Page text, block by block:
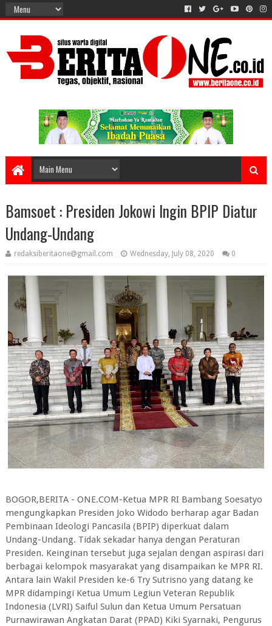
Bamsoet : Presiden Jokowi Ingin BPIP Diatur
Undang-Undang
redaksiberitaone@gmail.com Wednesday, July 08, 2020 0
BOGOR,BERITA - ONE.COM-Ketua MPR RI Bambang Soesatyo
mengungkapkan Presiden Joko Widodo berharap agar Badan
Pembinaan Ideologi Pancasila (BPIP) diperkuat dalam
Undang-Undang. Tidak sekadar hanya dengan Peraturan
Presiden. Keinginan tersebut juga sejalan dengan aspirasi dari
berbagai kelompok masyarakat yang disampaikan ke MPR RI.
Antara lain Wakil Presiden ke-6 Try Sutrisno yang datang ke
MPR didampingi Ketua Umum Legiun Veteran Republik
Indonesia (LVRI) Saiful Sulun dan Ketua Umum Persatuan
Purnawirawan Angkatan Darat (PPAD) Kiki Syarnaki, Pengurus